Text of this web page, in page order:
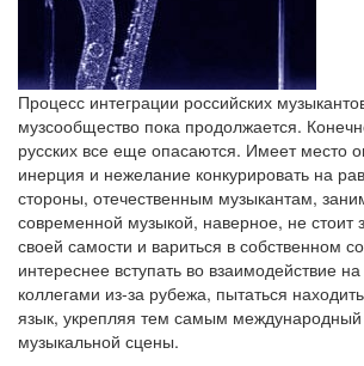
Процесс интеграции российских
музсообщество пока продолжается.
русских все еще опасаются. Имеет место
инерция и нежелание конкурировать на
стороны, отечественным музыкантам,
современной музыкой, наверное, не стоит
своей самости и вариться в собственном
интереснее вступать во взаимодействие
коллегами из-за рубежа, пытаться
язык, укрепляя тем самым международный
музыкальной сцены.